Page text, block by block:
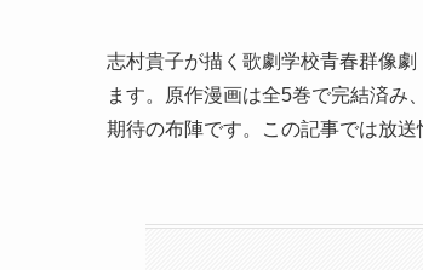
志村貴子が描く歌劇学校青春群像
ます。原作漫画は全5巻で完結済み
期待の布陣です。この記事では放